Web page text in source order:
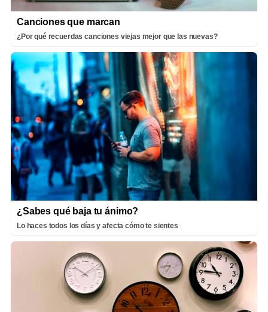
Canciones que marcan
¿Por qué recuerdas canciones viejas mejor que las nuevas?
¿Sabes qué baja tu ánimo?
Lo haces todos los días y afecta cómo te sientes